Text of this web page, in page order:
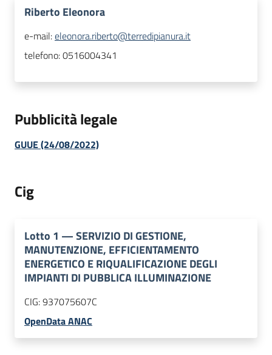
Riberto Eleonora
e-mail:eleonora.riberto@terredipianura.it
telefono:0516004341
Pubblicità legale
GUUE (24/08/2022)
Cig
Lotto 1 —SERVIZIO DI GESTIONE,
MANUTENZIONE, EFFICIENTAMENTO
ENERGETICO E RIQUALIFICAZIONE DEGLI
IMPIANTI DI PUBBLICA ILLUMINAZIONE
CIG:937075607C
OpenData ANAC